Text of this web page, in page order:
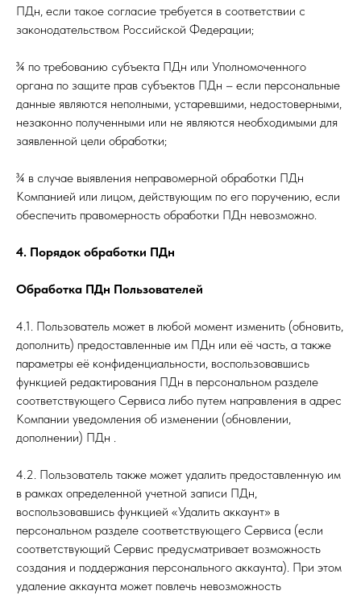
ПДн, если такое согласие требуется в соответствии с
законодательством Российской Федерации;
¾ по требованию субъекта ПДн или Уполномоченного
органа по защите прав субъектов ПДн – если персональные
данные являются неполными, устаревшими, недостоверными,
незаконно полученными или не являются необходимыми для
заявленной цели обработки;
¾ в случае выявления неправомерной обработки ПДн
Компанией или лицом, действующим по его поручению, если
обеспечить правомерность обработки ПДн невозможно.
4. Порядок обработки ПДн
Обработка ПДн Пользователей
4.1. Пользователь может в любой момент изменить (обновить,
дополнить) предоставленные им ПДн или её часть, а также
параметры её конфиденциальности, воспользовавшись
функцией редактирования ПДн в персональном разделе
соответствующего Сервиса либо путем направления в адрес
Компании уведомления об изменении (обновлении,
дополнении) ПДн .
4.2. Пользователь также может удалить предоставленную им
в рамках определенной учетной записи ПДн,
воспользовавшись функцией «Удалить аккаунт» в
персональном разделе соответствующего Сервиса (если
соответствующий Сервис предусматривает возможность
создания и поддержания персонального аккаунта). При этом
удаление аккаунта может повлечь невозможность